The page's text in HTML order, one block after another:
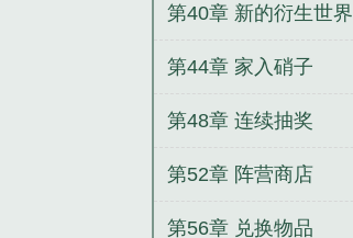
第40章 新的衍生世界
第44章 家入硝子
第48章 连续抽奖
第52章 阵营商店
第56章 兑换物品